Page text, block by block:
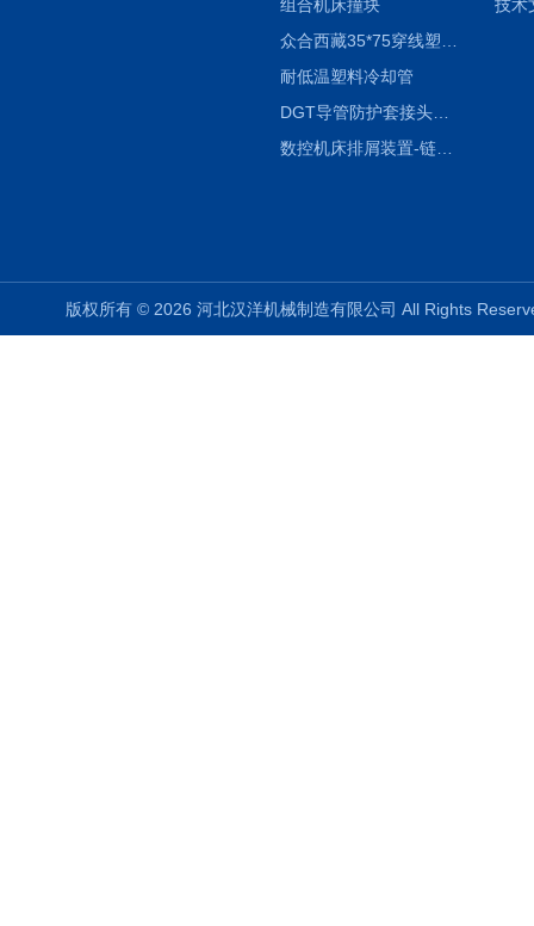
组合机床撞块
耐低温塑料冷却管
DGT导管防护套接头形式与参数
数控机床排屑装置-链板式排屑机
技术
版权所有 © 2026 河北汉洋机械制造有限公司 All Rights